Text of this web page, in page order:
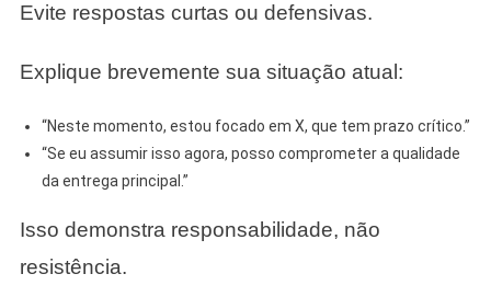
Evite respostas curtas ou defensivas.
Explique brevemente sua situação atual:
“Neste momento, estou focado em X, que tem prazo crítico.”
“Se eu assumir isso agora, posso comprometer a qualidade
da entrega principal.”
Isso demonstra responsabilidade, não
resistência.